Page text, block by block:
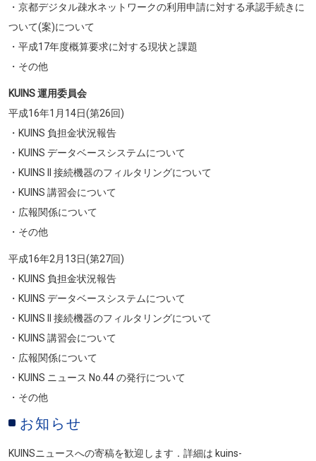
・京都デジタル疎水ネットワークの利用申請に対する承認手続きに
ついて(案)について
・平成17年度概算要求に対する現状と課題
・その他
KUINS 運用委員会
平成16年1月14日(第26回)
・KUINS 負担金状況報告
・KUINS データベースシステムについて
・KUINS II 接続機器のフィルタリングについて
・KUINS 講習会について
・広報関係について
・その他
平成16年2月13日(第27回)
・KUINS 負担金状況報告
・KUINS データベースシステムについて
・KUINS II 接続機器のフィルタリングについて
・KUINS 講習会について
・広報関係について
・KUINS ニュース No.44 の発行について
・その他
お知らせ
KUINSニュースへの寄稿を歓迎します．詳細は kuins-